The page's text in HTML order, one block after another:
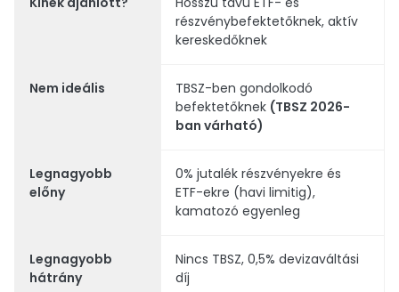
részvénybefektetőknek, aktív
kereskedőknek
Nem ideális
TBSZ-ben gondolkodó
befektetőknek (TBSZ 2026-
ban várható)
Legnagyobb
előny
0% jutalék részvényekre és
ETF-ekre (havi limitig),
kamatozó egyenleg
Legnagyobb
hátrány
Nincs TBSZ, 0,5% devizaváltási
díj